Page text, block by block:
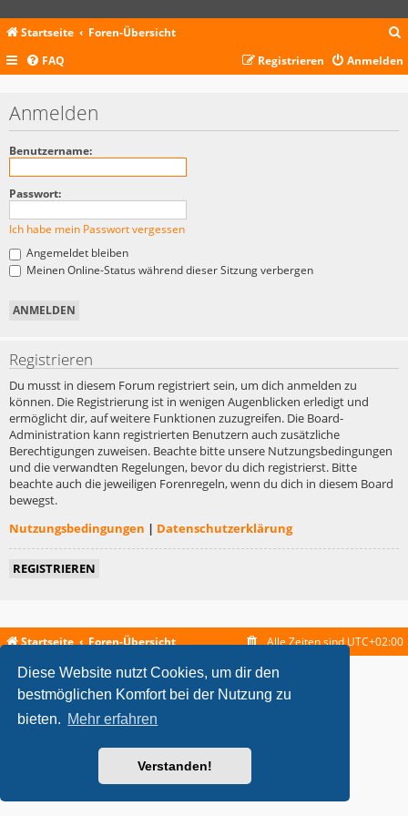
Diese Website nutzt Cookies, um dir den
bestmöglichen Komfort bei der Nutzung zu
bieten. Mehr erfahren
Verstanden!
Startseite Foren-Übersicht
c
FAQ Anmelden
Registrieren
Anmelden
Benutzername:
Passwort:
Ich habe mein Passwort vergessen
Angemeldet bleiben
Meinen Online-Status während dieser Sitzung verbergen
Registrieren
Du musst in diesem Forum registriert sein, um dich anmelden zu
können. Die Registrierung ist in wenigen Augenblicken erledigt und
ermöglicht dir, auf weitere Funktionen zuzugreifen. Die Board-
Administration kann registrierten Benutzern auch zusätzliche
Berechtigungen zuweisen. Beachte bitte unsere Nutzungsbedingungen
und die verwandten Regelungen, bevor du dich registrierst. Bitte
beachte auch die jeweiligen Forenregeln, wenn du dich in diesem Board
bewegst.
Nutzungsbedingungen | Datenschutzerklärung
REGISTRIEREN
Startseite Foren-Übersicht Alle Zeiten sindUTC+02:00
metrolike style byEric SeguinUpdated for phpBB3.2 by
Powered byphpBB ® Forum Software © phpBB Limited
phpBB.de
Datenschutz